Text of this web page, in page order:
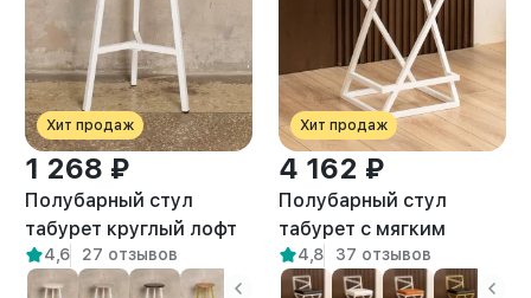
Хит продаж
1 268 ₽
Полубарный стул
табурет круглый лофт
Эна белый/амаретто
4,6 27 отзывов
Хит продаж
4 162 ₽
Полубарный стул
табурет с мягким
сиденьем Тахо белый/
бежевый
4,8 37 отзывов